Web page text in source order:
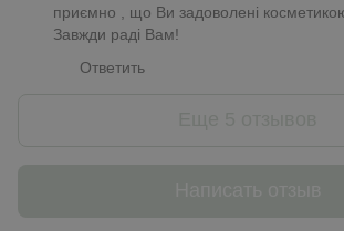
приємно , що Ви задоволені
Завжди раді Вам!
Ответить